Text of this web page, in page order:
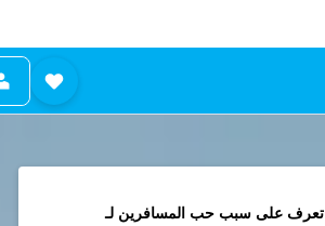
تعرف على سبب حب المسافرين لـ